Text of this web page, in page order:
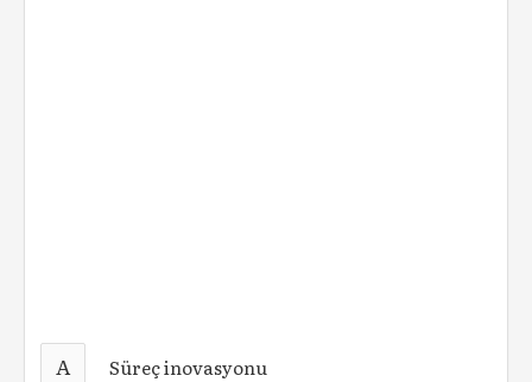
A Süreç inovasyonu